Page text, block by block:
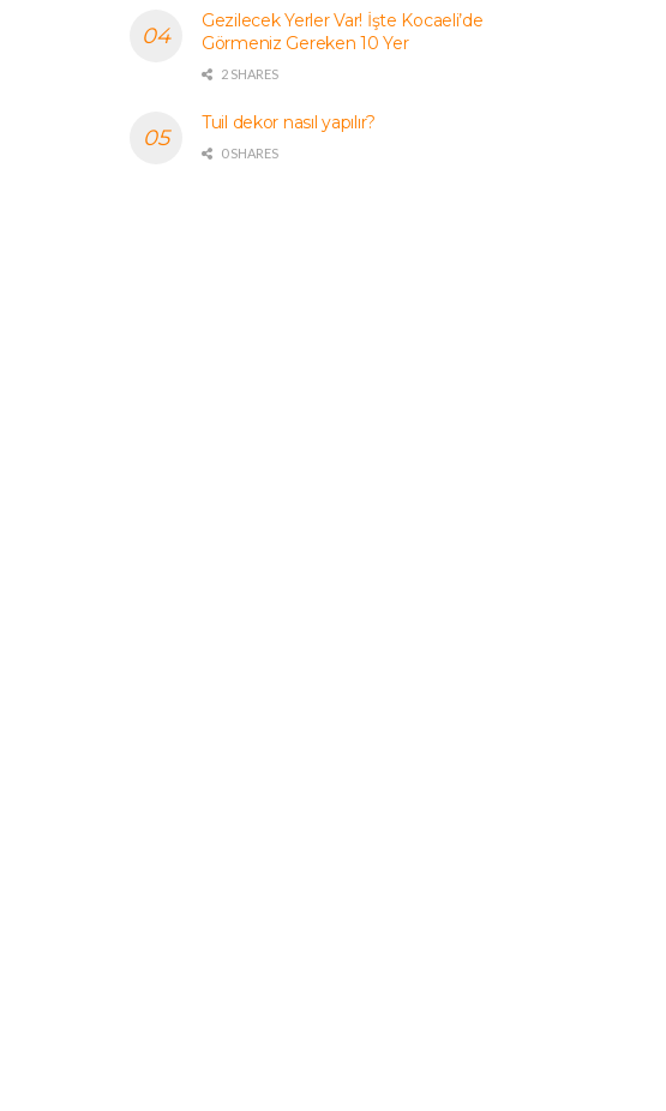
Gezilecek Yerler Var! İşte Kocaeli’de
Görmeniz Gereken 10 Yer
2 SHARES
Tuil dekor nasıl yapılır?
0 SHARES